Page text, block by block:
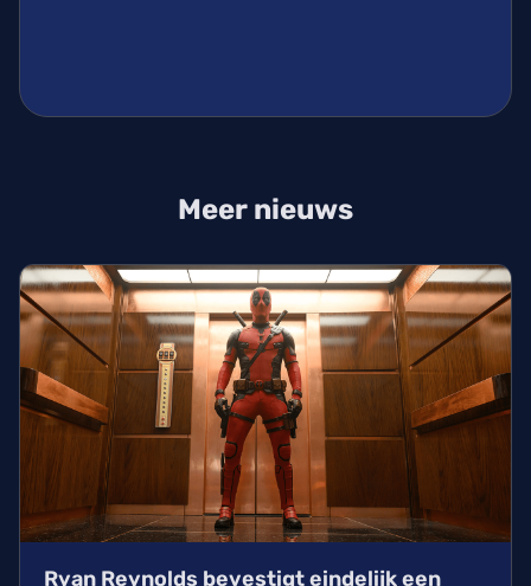
Meer nieuws
Ryan Reynolds bevestigt eindelijk een